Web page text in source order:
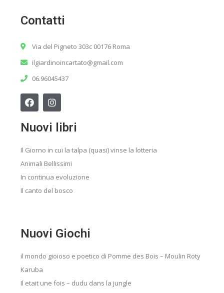
Contatti
Via del Pigneto 303c 00176 Roma
ilgiardinoincartato@gmail.com
06.96045437
Nuovi libri
Il Giorno in cui la talpa (quasi) vinse la lotteria
Animali Bellissimi
In continua evoluzione
Il canto del bosco
Nuovi Giochi
il mondo gioioso e poetico di Pomme des Bois – Moulin Roty
Karuba
Il etait une fois – dudu dans la jungle